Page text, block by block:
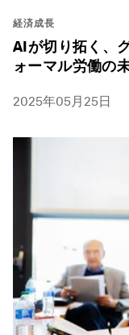
経済成長
AIが切り拓く、
ォーマル労働の
2025年05月25日